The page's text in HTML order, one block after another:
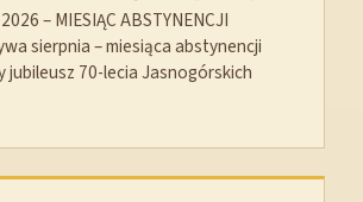
– MIESIĄC ABSTYNENCJI
sierpnia – miesiąca abstynencji
jubileusz 70-lecia Jasnogórskich